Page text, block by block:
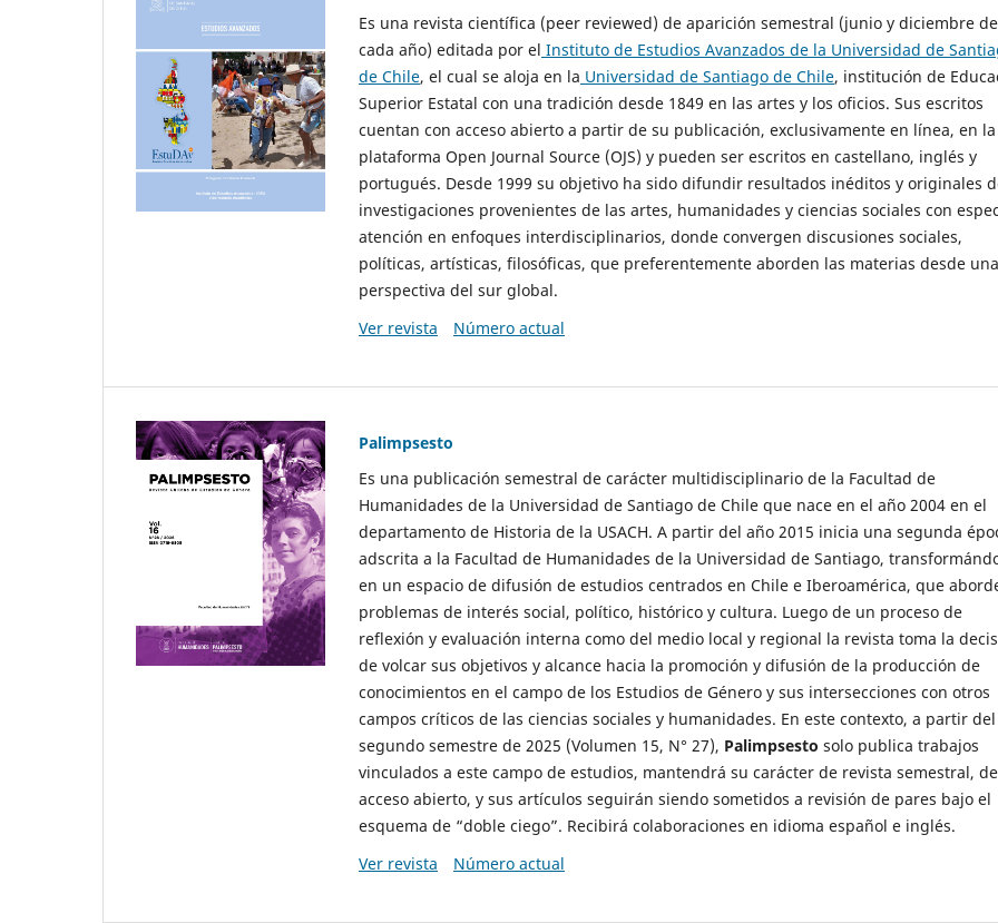
Es una revista científica (peer reviewed) de aparición semestral (junio y diciembre de
cada año) editada por el Instituto de Estudios Avanzados de la Universidad de
de Chile, el cual se aloja en la Universidad de Santiago de Chile, institución de
Superior Estatal con una tradición desde 1849 en las artes y los oficios. Sus escritos
cuentan con acceso abierto a partir de su publicación, exclusivamente en línea, en la
plataforma Open Journal Source (OJS) y pueden ser escritos en castellano, inglés y
portugués. Desde 1999 su objetivo ha sido difundir resultados inéditos y originales
investigaciones provenientes de las artes, humanidades y ciencias sociales con
atención en enfoques interdisciplinarios, donde convergen discusiones sociales,
políticas, artísticas, filosóficas, que preferentemente aborden las materias desde una
perspectiva del sur global.
Ver revista
Número actual
Palimpsesto
Es una publicación semestral de carácter multidisciplinario de la Facultad de
Humanidades de la Universidad de Santiago de Chile que nace en el año 2004 en el
departamento de Historia de la USACH. A partir del año 2015 inicia una segunda
adscrita a la Facultad de Humanidades de la Universidad de Santiago,
en un espacio de difusión de estudios centrados en Chile e Iberoamérica, que
problemas de interés social, político, histórico y cultura. Luego de un proceso de
reflexión y evaluación interna como del medio local y regional la revista toma la
de volcar sus objetivos y alcance hacia la promoción y difusión de la producción de
conocimientos en el campo de los Estudios de Género y sus intersecciones con otros
campos críticos de las ciencias sociales y humanidades. En este contexto, a partir del
segundo semestre de 2025 (Volumen 15, N° 27), Palimpsesto solo publica trabajos
vinculados a este campo de estudios, mantendrá su carácter de revista semestral, de
acceso abierto, y sus artículos seguirán siendo sometidos a revisión de pares bajo el
esquema de “doble ciego”. Recibirá colaboraciones en idioma español e inglés.
Ver revista
Número actual